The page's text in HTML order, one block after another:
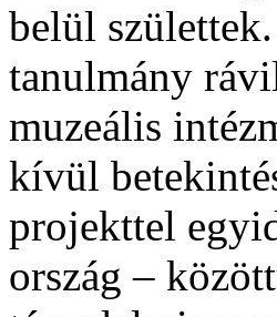
belül
tanulmány
muzeális
kívül
projekttel
ország –